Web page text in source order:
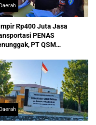
Daerah
Rp400 Juta Jasa
PENAS
PT QSM